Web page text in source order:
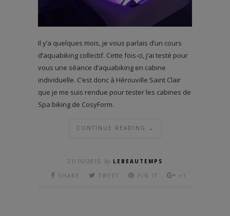
Il y’a quelques mois, je vous parlais d’un cours
d’aquabiking collectif. Cette fois-ci, j’ai testé pour
vous une séance d’aquabiking en cabine
individuelle. C’est donc à Hérouville Saint Clair
que je me suis rendue pour tester les cabines de
Spa biking de CosyForm.
CONTINUE READING →
21/10/2015 By LEBEAUTEMPS
SHARE
TWEET PIN IT +1